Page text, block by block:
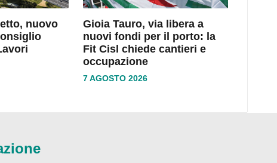
nuovo
Gioia Tauro, via libera a
nuovi fondi per il porto: la
Fit Cisl chiede cantieri e
occupazione
7 AGOSTO 2026